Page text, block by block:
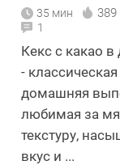
35 мин
1
Кекс с какао в
- классическая
домашняя
любимая за
текстуру,
вкус и ...